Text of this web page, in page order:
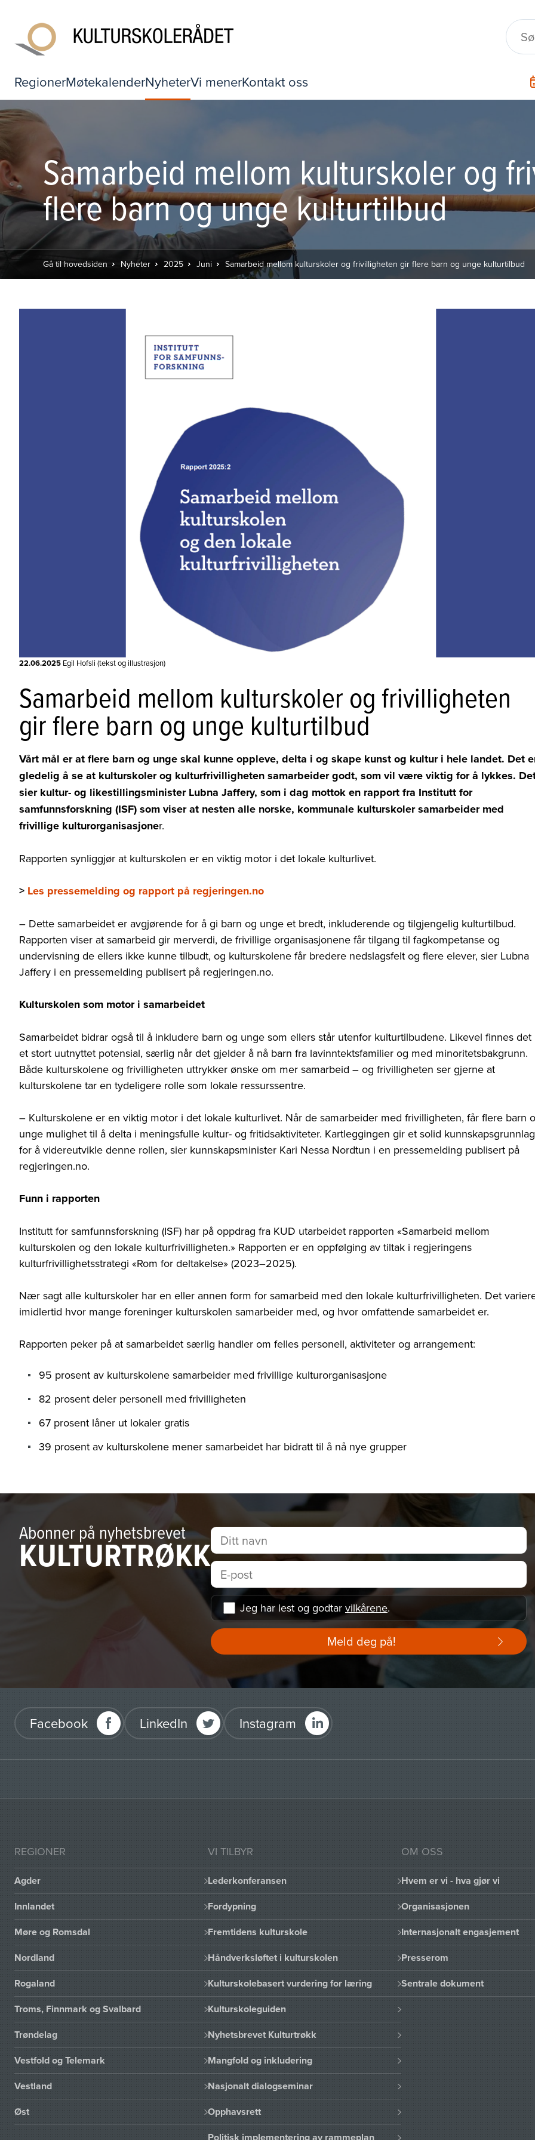
RegionerMøtekalenderNyheterVi menerKontakt oss
Samarbeid mellom kulturskoler og
flere barn og unge kulturtilbud
Gå til hovedsiden Nyheter 2025 Juni Samarbeid mellom kulturskoler og frivilligheten gir flere barn og unge kulturtilbud
22.06.2025 Egil Hofsli (tekst og illustrasjon)
Samarbeid mellom kulturskoler og frivilligheten
gir flere barn og unge kulturtilbud
Vårt mål er at flere barn og unge skal kunne oppleve, delta i og skape kunst og kultur i hele landet. Det
gledelig å se at kulturskoler og kulturfrivilligheten samarbeider godt, som vil være viktig for å lykkes.
sier kultur- og likestillingsminister Lubna Jaffery, som i dag mottok en rapport fra Institutt for
samfunnsforskning (ISF) som viser at nesten alle norske, kommunale kulturskoler samarbeider med
frivillige kulturorganisasjoner.
Rapporten synliggjør at kulturskolen er en viktig motor i det lokale kulturlivet.
> Les pressemelding og rapport på regjeringen.no
– Dette samarbeidet er avgjørende for å gi barn og unge et bredt, inkluderende og tilgjengelig kulturtilbud.
Rapporten viser at samarbeid gir merverdi, de frivillige organisasjonene får tilgang til fagkompetanse og
undervisning de ellers ikke kunne tilbudt, og kulturskolene får bredere nedslagsfelt og flere elever, sier Lubna
Jaffery i en pressemelding publisert på regjeringen.no.
Kulturskolen som motor i samarbeidet
Samarbeidet bidrar også til å inkludere barn og unge som ellers står utenfor kulturtilbudene. Likevel finnes det
et stort uutnyttet potensial, særlig når det gjelder å nå barn fra lavinntektsfamilier og med minoritetsbakgrunn.
Både kulturskolene og frivilligheten uttrykker ønske om mer samarbeid – og frivilligheten ser gjerne at
kulturskolene tar en tydeligere rolle som lokale ressurssentre.
– Kulturskolene er en viktig motor i det lokale kulturlivet. Når de samarbeider med frivilligheten, får flere barn
unge mulighet til å delta i meningsfulle kultur- og fritidsaktiviteter. Kartleggingen gir et solid kunnskapsgrunnlag
for å videreutvikle denne rollen, sier kunnskapsminister Kari Nessa Nordtun i en pressemelding publisert på
regjeringen.no.
Funn i rapporten
Institutt for samfunnsforskning (ISF) har på oppdrag fra KUD utarbeidet rapporten «Samarbeid mellom
kulturskolen og den lokale kulturfrivilligheten.» Rapporten er en oppfølging av tiltak i regjeringens
kulturfrivillighetsstrategi «Rom for deltakelse» (2023–2025).
Nær sagt alle kulturskoler har en eller annen form for samarbeid med den lokale kulturfrivilligheten. Det
imidlertid hvor mange foreninger kulturskolen samarbeider med, og hvor omfattende samarbeidet er.
Rapporten peker på at samarbeidet særlig handler om felles personell, aktiviteter og arrangement:
95 prosent av kulturskolene samarbeider med frivillige kulturorganisasjone
82 prosent deler personell med frivilligheten
67 prosent låner ut lokaler gratis
39 prosent av kulturskolene mener samarbeidet har bidratt til å nå nye grupper
Abonner på nyhetsbrevet
KULTURTRØKK
Jeg har lest og godtar vilkårene.
Meld deg på!
Facebook LinkedIn Instagram
REGIONER
Agder
Innlandet
Møre og Romsdal
Nordland
Rogaland
Troms, Finnmark og Svalbard
Trøndelag
Vestfold og Telemark
Vestland
Øst
VI TILBYR
Lederkonferansen
Fordypning
Fremtidens kulturskole
Håndverksløftet i kulturskolen
Kulturskolebasert vurdering for læring
Kulturskoleguiden
Nyhetsbrevet Kulturtrøkk
Mangfold og inkludering
Nasjonalt dialogseminar
Opphavsrett
OM OSS
Hvem er vi - hva gjør vi
Organisasjonen
Internasjonalt engasjement
Presserom
Sentrale dokument